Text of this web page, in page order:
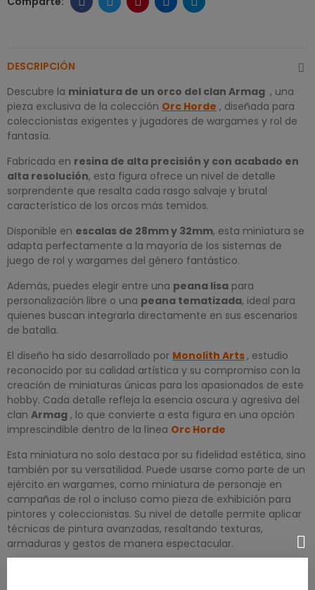
DESCRIPCIÓN
Descubre la miniatura de un orco del clan Armag , una
pieza exclusiva de la colección Orc Horde , diseñada para
coleccionistas exigentes y jugadores de wargames y rol de
fantasía.
Fabricada en resina de alta precisión y con acabado en
alta resolución, esta figura ofrece un nivel de detalle
sorprendente que resalta cada rasgo salvaje y brutal
característico de los orcos más temidos.
Disponible en escalas de 28mm y 32mm, esta miniatura se
adapta perfectamente a la mayoría de los sistemas de
juego de rol y wargames del género fantástico.
Además, puedes elegir entre una peana lisa para
personalización libre o una peana tematizada, ideal para
quienes buscan integrarla directamente en sus escenarios
de batalla.
El diseño ha sido desarrollado por Monolith Arts, estudio
reconocido por su calidad artística y su compromiso con la
creación de miniaturas únicas para los apasionados de este
hobby. Cada detalle refleja la esencia oscura y agresiva del
clan Armag , lo que convierte a esta figura en una opción
imprescindible dentro de la línea Orc Horde
Esta miniatura no solo destaca por su fidelidad estética, sino
también por su versatilidad. Puede usarse como parte de un
ejército en wargames, como miniatura de personaje en
campañas de rol o incluso como pieza de exhibición para
pintores y coleccionistas. Su nivel de detalle permite aplicar
técnicas de pintura avanzadas, resaltando texturas,
armaduras y gestos de manera espectacular.